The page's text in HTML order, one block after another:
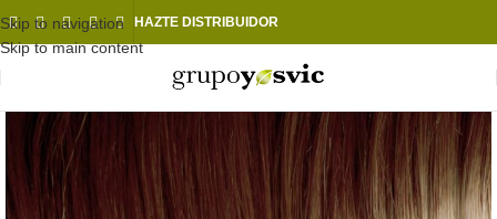
Skip to navigation
Skip to main content
HAZTE DISTRIBUIDOR